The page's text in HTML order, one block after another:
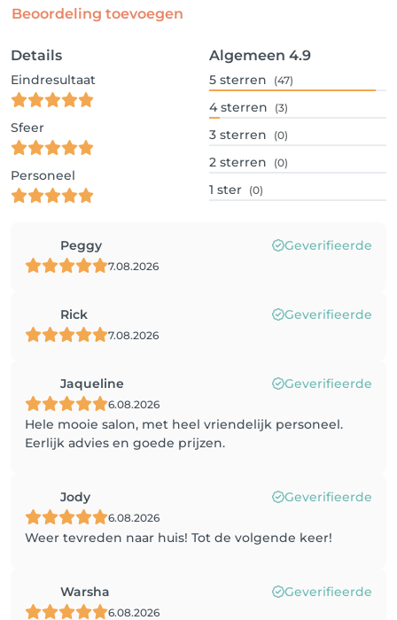
Beoordeling toevoegen
Details
Eindresultaat
Sfeer
Personeel
Algemeen 4.9
5 sterren (47)
4 sterren (3)
3 sterren (0)
2 sterren (0)
1 ster (0)
Peggy Geverifieerde
7.08.2026
Rick Geverifieerde
7.08.2026
Jaqueline Geverifieerde
6.08.2026
Hele mooie salon, met heel vriendelijk personeel.
Eerlijk advies en goede prijzen.
Jody Geverifieerde
6.08.2026
Weer tevreden naar huis! Tot de volgende keer!
Warsha Geverifieerde
6.08.2026